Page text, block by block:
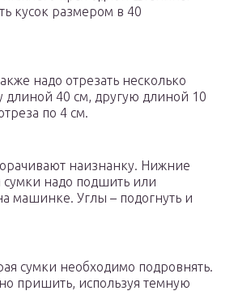
кусок размером в 40
надо отрезать несколько
длиной 40 см, другую длиной 10
по 4 см.
наизнанку. Нижние
сумки надо подшить или
машинке. Углы – подогнуть и
сумки необходимо подровнять.
пришить, используя темную